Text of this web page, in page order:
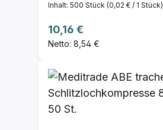
Inhalt: 500 Stück (0,02 € / 1 Stück)
Regulärer Preis:
10,16 €
Netto: 8,54 €